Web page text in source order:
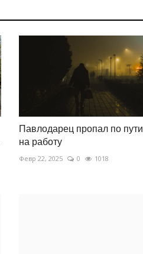
Павлодарец пропал по пути
на работу
Февр 22, 2025 0 1018